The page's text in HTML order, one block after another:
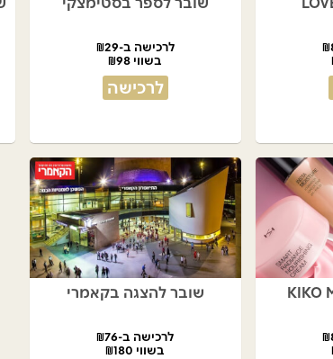
לרכישה ב-₪29
בשווי ₪98
לרכישה
שובר להצגה בקאמרי
לרכישה ב-₪76
בשווי ₪180